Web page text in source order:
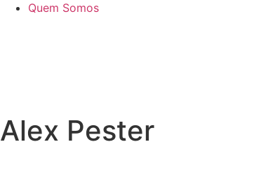
Quem Somos
Alex Pester